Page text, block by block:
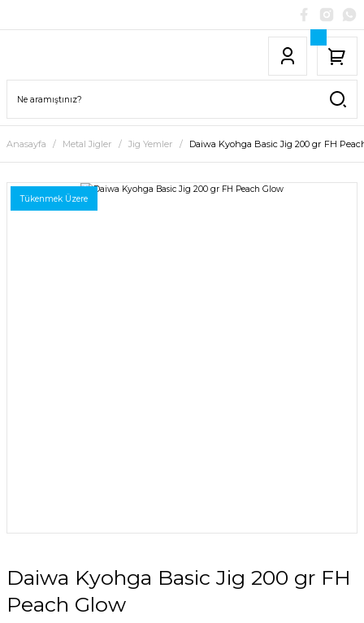
Anasayfa Metal Jigler Jig Yemler Daiwa Kyohga Basic Jig 200 gr FH
Tükenmek Üzere
Daiwa Kyohga Basic Jig 200 gr FH
Peach Glow